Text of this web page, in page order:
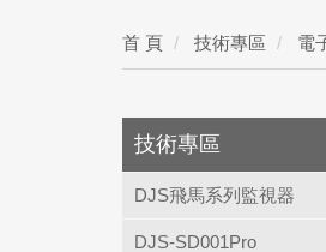
首 頁 技術專區 電
技術專區
DJS飛馬系列監視器
DJS-SD001Pro